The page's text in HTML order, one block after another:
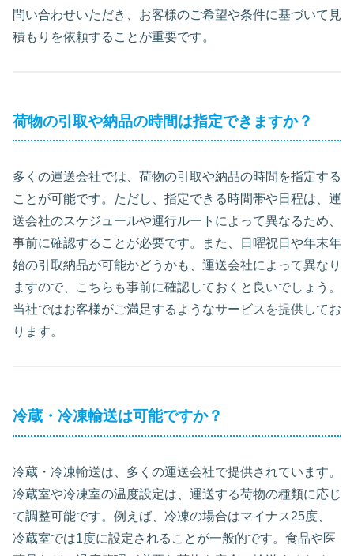
問い合わせいただき、お客様のご希望や条件に基づいて見
積もりを依頼することが重要です。
荷物の引取や納品の時間は指定できますか？
多くの運送会社では、荷物の引取や納品の時間を指定する
ことが可能です。ただし、指定できる時間帯や日程は、運
送会社のスケジュールや運行ルートによって異なるため、
事前に確認することが必要です。また、日曜祝日や年末年
始の引取納品が可能かどうかも、運送会社によって異なり
ますので、こちらも事前に確認しておくと良いでしょう。
当社ではお客様がご満足するようなサービスを提供してお
ります。
冷蔵・冷凍輸送は可能ですか？
冷蔵・冷凍輸送は、多くの運送会社で提供されています。
冷蔵室や冷凍室の温度設定は、運送する荷物の種類に応じ
て調整可能です。例えば、冷凍の場合はマイナス25度、
冷蔵室では1度に設定されることが一般的です。食品や医